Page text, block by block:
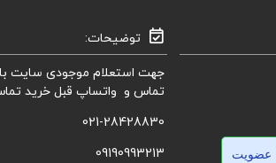
عضویت
توضیحات:
جهت استعلام موجودی سایت
تماس و واتساپ قبل خرید
021-28428830
09190993213